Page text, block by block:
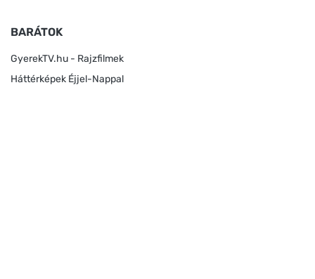
BARÁTOK
GyerekTV.hu - Rajzfilmek
Háttérképek Éjjel-Nappal